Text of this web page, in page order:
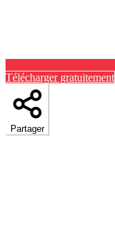
Télécharger gratuitement
Partager